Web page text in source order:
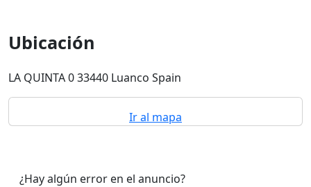
Ubicación
LA QUINTA 0 33440 Luanco Spain
Ir al mapa
¿Hay algún error en el anuncio?